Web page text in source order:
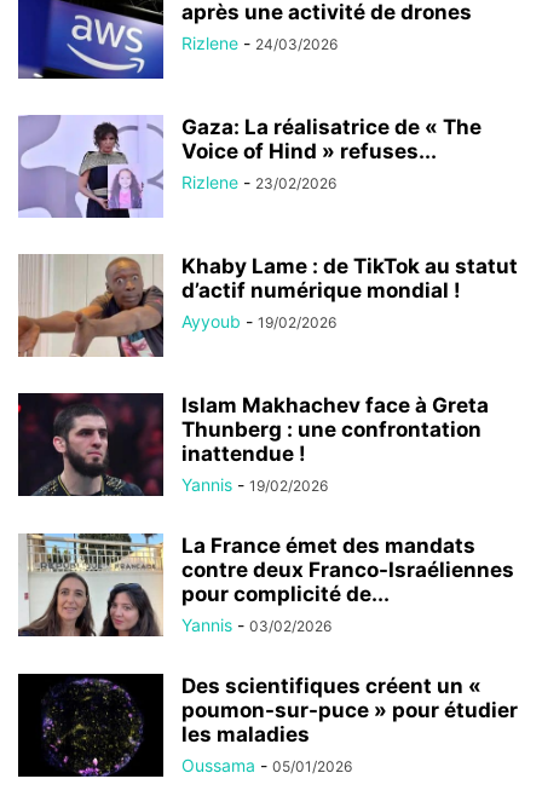
après une activité de drones
Rizlene - 24/03/2026
Gaza: La réalisatrice de « The
Voice of Hind » refuses...
Rizlene - 23/02/2026
Khaby Lame : de TikTok au statut
d’actif numérique mondial !
Ayyoub - 19/02/2026
Islam Makhachev face à Greta
Thunberg : une confrontation
inattendue !
Yannis - 19/02/2026
La France émet des mandats
contre deux Franco-Israéliennes
pour complicité de...
Yannis - 03/02/2026
Des scientifiques créent un «
poumon-sur-puce » pour étudier
les maladies
Oussama - 05/01/2026